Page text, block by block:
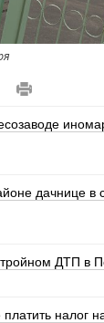
дачнице в
ДТП в
налог